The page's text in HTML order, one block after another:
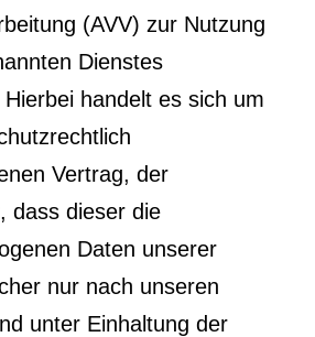
(AVV) zur Nutzung
Dienstes
handelt es sich um
Vertrag, der
dass dieser die
Daten unserer
nur nach unseren
unter Einhaltung der